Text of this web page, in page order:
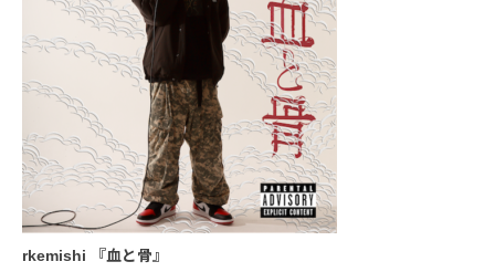
rkemishi 『血と骨』